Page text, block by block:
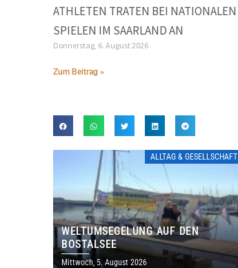
ATHLETEN TRATEN BEI NATIONALEN
SPIELEN IM SAARLAND AN
Donnerstag, 6. August 2026
Zum Beitrag »
ALLTAG & GESELLSCHAFT
WELTUMSEGELUNG AUF DEN
BOSTALSEE
Mittwoch, 5. August 2026